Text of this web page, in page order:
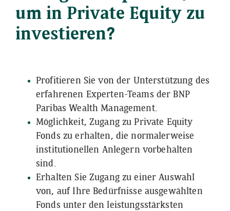
um in Private Equity zu
investieren?
Profitieren Sie von der Unterstützung des
erfahrenen Experten-Teams der BNP
Paribas Wealth Management.
Möglichkeit, Zugang zu Private Equity
Fonds zu erhalten, die normalerweise
institutionellen Anlegern vorbehalten
sind.
Erhalten Sie Zugang zu einer Auswahl
von, auf Ihre Bedürfnisse ausgewählten
Fonds unter den leistungsstärksten